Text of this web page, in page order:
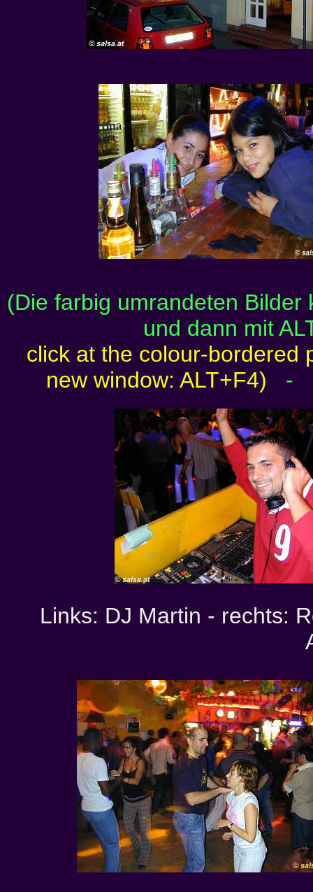
(Die farbig umrandeten
und dann mit
click at the colour-bordered
new window: ALT+F4)
-
Links: DJ Martin - rechts: